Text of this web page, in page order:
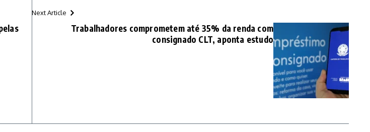
Next Article
Trabalhadores comprometem até 35% da renda com
consignado CLT, aponta estudo